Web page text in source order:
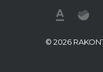
© 2026